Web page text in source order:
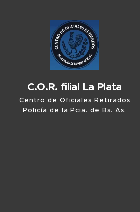
C.O.R. filial La Plata
Centro de Oficiales Retirados
Policía de la Pcia. de Bs. As.